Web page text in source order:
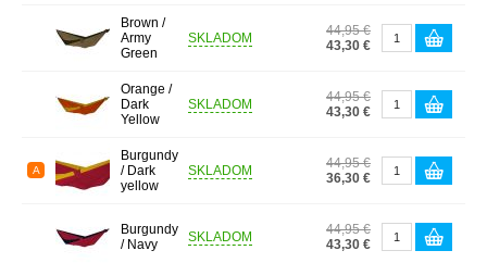
Brown /
Army
Green
SKLADOM
44,95 €
43,30 €
Orange /
Dark
Yellow
SKLADOM
44,95 €
43,30 €
A
Burgundy
/ Dark
yellow
SKLADOM
44,95 €
36,30 €
Burgundy
/ Navy
SKLADOM
44,95 €
43,30 €